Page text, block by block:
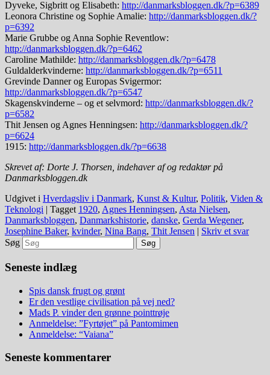
Dyveke, Sigbritt og Elisabeth: http://danmarksbloggen.dk/?p=6389
Leonora Christine og Sophie Amalie: http://danmarksbloggen.dk/?
p=6392
Marie Grubbe og Anna Sophie Reventlow:
http://danmarksbloggen.dk/?p=6462
Caroline Mathilde: http://danmarksbloggen.dk/?p=6478
Guldalderkvinderne: http://danmarksbloggen.dk/?p=6511
Grevinde Danner og Europas Svigermor:
http://danmarksbloggen.dk/?p=6547
Skagenskvinderne – og et selvmord: http://danmarksbloggen.dk/?
p=6582
Thit Jensen og Agnes Henningsen: http://danmarksbloggen.dk/?
p=6624
1915: http://danmarksbloggen.dk/?p=6638
Skrevet af: Dorte J. Thorsen, indehaver af og redaktør på
Danmarksbloggen.dk
Udgivet i Hverdagsliv i Danmark, Kunst & Kultur, Politik, Viden &
Teknologi | Tagget 1920, Agnes Henningsen, Asta Nielsen,
Danmarksbloggen, Danmarkshistorie, danske, Gerda Wegener,
Josephine Baker, kvinder, Nina Bang, Thit Jensen | Skriv et svar
Søg
Seneste indlæg
Spis dansk frugt og grønt
Er den vestlige civilisation på vej ned?
Mads P. vinder den grønne pointtrøje
Anmeldelse: ”Fyrtøjet” på Pantomimen
Anmeldelse: “Vaiana”
Seneste kommentarer